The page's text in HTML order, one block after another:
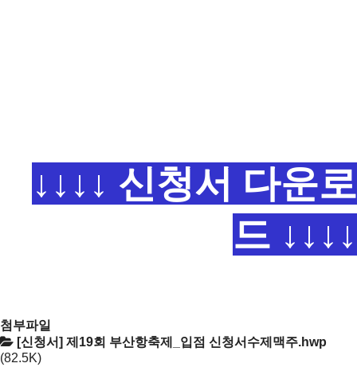
↓↓↓↓ 신청서 다운로
드 ↓↓↓ ↓
첨부파일
[신청서] 제19회 부산항축제_입점 신청서수제맥주.hwp
(82.5K)